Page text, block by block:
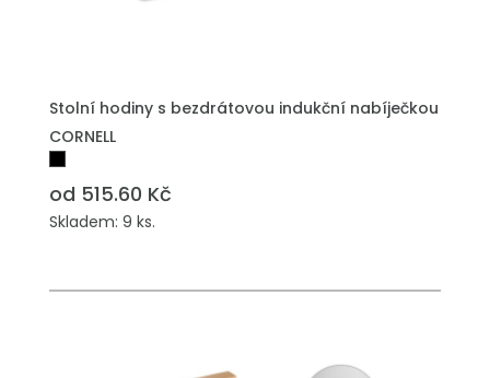
Stolní hodiny s bezdrátovou indukční nabíječkou
CORNELL
od 515.60 Kč
Skladem: 9 ks.